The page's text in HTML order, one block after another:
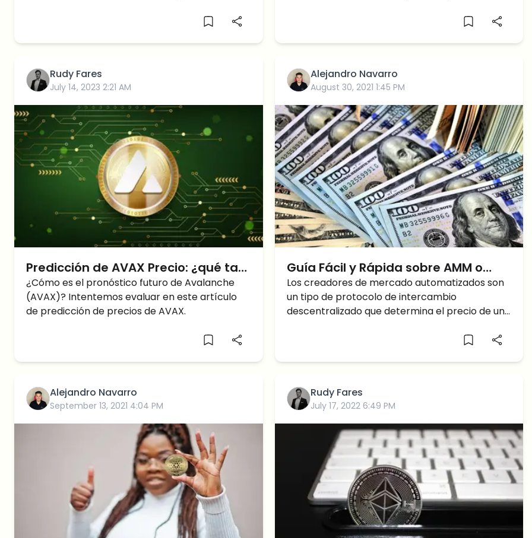
Rudy Fares
July 14, 2023 2:21 AM
Predicción de AVAX Precio: ¿qué tan
alto alcanzará Avalanche en 2030?
¿Cómo es el pronóstico futuro de Avalanche
(AVAX)? Intentemos evaluar en este artículo
de predicción de precios de AVAX.
Alejandro Navarro
August 30, 2021 1:45 PM
Guía Fácil y Rápida sobre AMM o
Creador de mercado automatizado
Los creadores de mercado automatizados son
un tipo de protocolo de intercambio
descentralizado que determina el precio de un
Alejandro Navarro
September 13, 2021 4:04 PM
Rudy Fares
July 17, 2022 6:49 PM